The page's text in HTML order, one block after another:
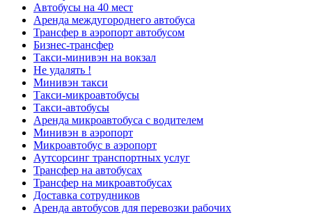
Автобусы на 40 мест
Аренда междугороднего автобуса
Трансфер в аэропорт автобусом
Бизнес-трансфер
Такси-минивэн на вокзал
Не удалять !
Минивэн такси
Такси-микроавтобусы
Такси-автобусы
Аренда микроавтобуса с водителем
Минивэн в аэропорт
Микроавтобус в аэропорт
Аутсорсинг транспортных услуг
Трансфер на автобусах
Трансфер на микроавтобусах
Доставка сотрудников
Аренда автобусов для перевозки рабочих